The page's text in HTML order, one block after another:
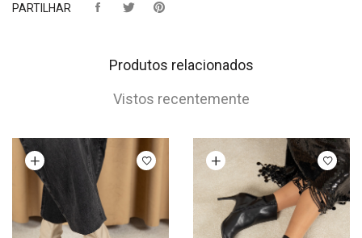
PARTILHAR
Produtos relacionados
Vistos recentemente
opções Ver opções